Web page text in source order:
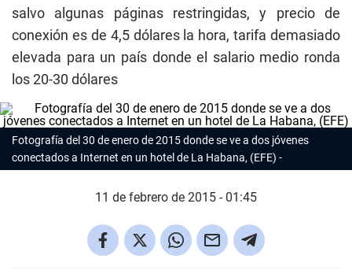
salvo algunas páginas restringidas, y precio de
conexión es de 4,5 dólares la hora, tarifa demasiado
elevada para un país donde el salario medio ronda
los 20-30 dólares
Fotografía del 30 de enero de 2015 donde se ve a dos jóvenes
conectados a Internet en un hotel de La Habana, (EFE)
11 de febrero de 2015 - 01:45